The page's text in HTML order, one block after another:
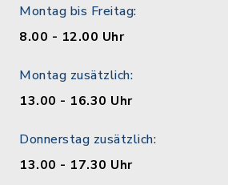
Montag bis Freitag:
8.00 - 12.00 Uhr
Montag zusätzlich:
13.00 - 16.30 Uhr
Donnerstag zusätzlich:
13.00 - 17.30 Uhr